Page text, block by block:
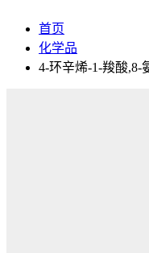
首页
化学品
4-环辛烯-1-羧酸,8-